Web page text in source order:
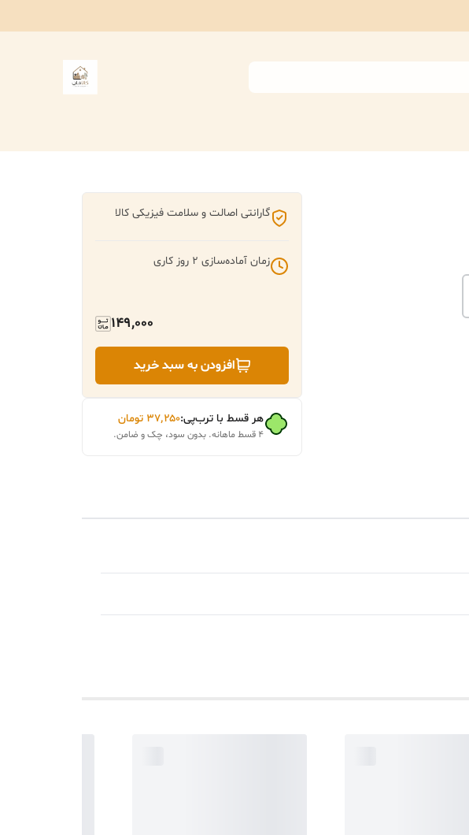
گارانتی اصالت و سلامت فیزیکی کالا
زمان آماده‌سازی 2 روز کاری
149,000
افزودن به سبد خرید
هر قسط با ترب‌پی:۳۷٬۲۵۰ تومان
۴ قسط ماهانه. بدون سود، چک و ضامن.